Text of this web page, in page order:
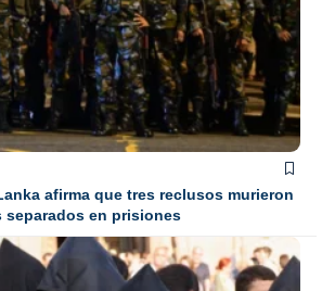
afirma que tres reclusos murieron
separados en prisiones